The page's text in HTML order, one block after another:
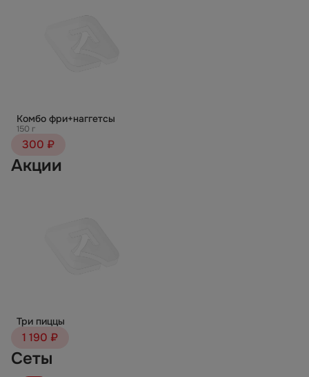
Комбо фри+наггетсы
150 г
300 ₽
Акции
Три пиццы
1 190 ₽
Сеты